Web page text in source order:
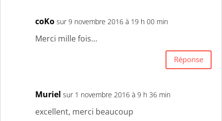
coKo sur 9 novembre 2016 à 19 h 00 min
Merci mille fois…
Réponse
Muriel sur 1 novembre 2016 à 9 h 36 min
excellent, merci beaucoup